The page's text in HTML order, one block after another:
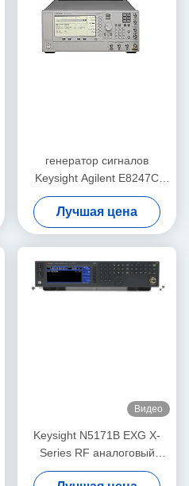
генератор сигналов
Keysight Agilent E8247C
250KHz-40GHz PSG CW
Лучшая цена
Видео
Keysight N5171B EXG X-
Series RF аналоговый
генератор сигнала от 9 кГц